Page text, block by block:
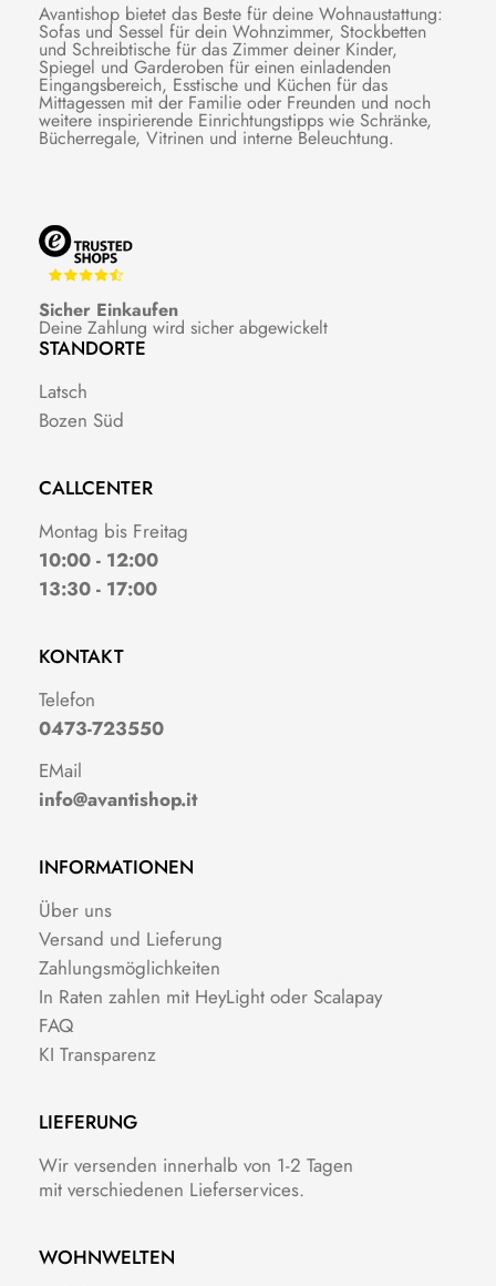
Avantishop bietet das Beste für deine Wohnaustattung:
Sofas und Sessel für dein Wohnzimmer, Stockbetten
und Schreibtische für das Zimmer deiner Kinder,
Spiegel und Garderoben für einen einladenden
Eingangsbereich, Esstische und Küchen für das
Mittagessen mit der Familie oder Freunden und noch
weitere inspirierende Einrichtungstipps wie Schränke,
Bücherregale, Vitrinen und interne Beleuchtung.
Sicher Einkaufen
Deine Zahlung wird sicher abgewickelt
STANDORTE
Latsch
Bozen Süd
CALLCENTER
Montag bis Freitag
10:00 - 12:00
13:30 - 17:00
KONTAKT
Telefon
0473-723550
EMail
info@avantishop.it
INFORMATIONEN
Über uns
Versand und Lieferung
Zahlungsmöglichkeiten
In Raten zahlen mit HeyLight oder Scalapay
FAQ
KI Transparenz
LIEFERUNG
Wir versenden innerhalb von 1-2 Tagen
mit verschiedenen Lieferservices.
WOHNWELTEN